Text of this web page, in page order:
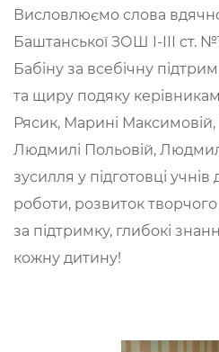
Висловлюємо слова
Баштанської ЗОШ І-ІІІ ст.
Бабіну за всебічну
та щиру подяку
Рясик, Марині Максимовій,
Людмилі Польовій,
зусилля у підготовці учнів
роботи, розвиток
за підтримку, глибокі
кожну дитину!